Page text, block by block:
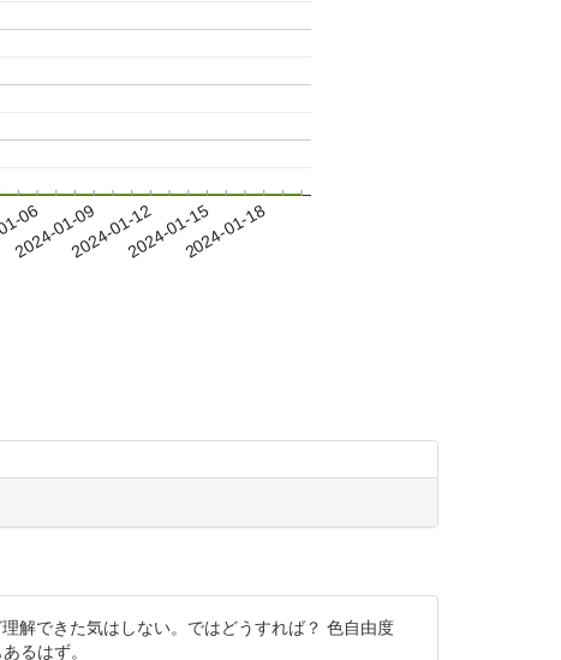
06
2024-01-092024-01-122024-01-152024-01-18
解できた気はしない。ではどうすれば？ 色自由度
るはず。